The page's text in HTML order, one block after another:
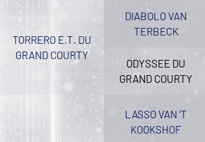
TORRERO E.T. DU
GRAND COURTY
DIABOLO VAN
TERBECK
ODYSSEE DU
GRAND COURTY
LASSO VAN ‘T
KOOKSHOF